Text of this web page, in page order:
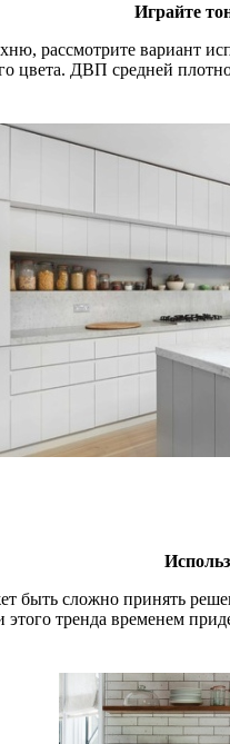
Играйте
рассмотрите вариант
цвета. ДВП средней
сложно принять
тренда временем